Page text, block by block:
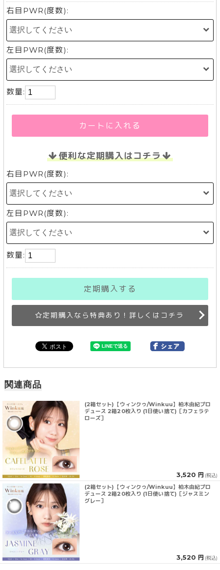
右目PWR(度数):
左目PWR(度数):
数量:
カートに入れる
便利な定期購入はコチラ
右目PWR(度数):
左目PWR(度数):
数量:
定期購入する
定期購入なら特典あり！詳しくはコチラ
関連商品
(2箱セット)【ウィンクゥ/Winkuu】柏木由紀プロ
デュース 2箱20枚入り (1日使い捨て)［カフェラテ
ローズ］
3,520 円 (税込)
(2箱セット)【ウィンクゥ/Winkuu】柏木由紀プロ
デュース 2箱20枚入り (1日使い捨て)［ジャスミン
グレー］
3,520 円 (税込)